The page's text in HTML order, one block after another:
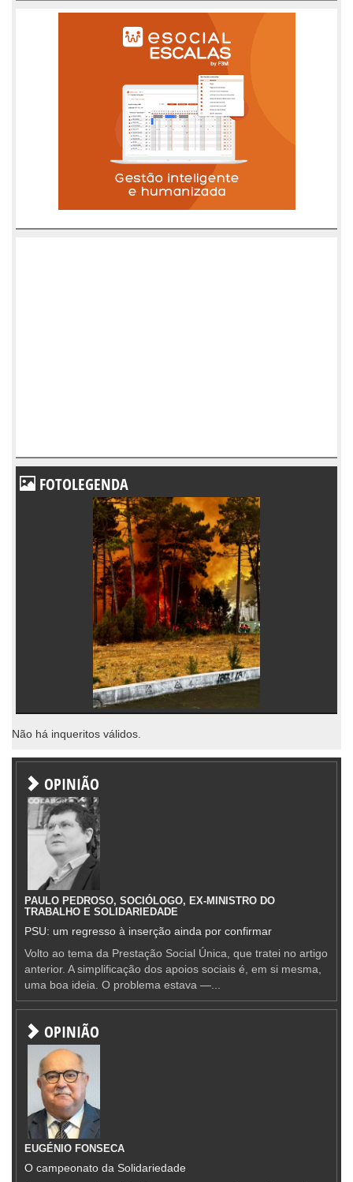
FOTOLEGENDA
Não há inqueritos válidos.
OPINIÃO
PAULO PEDROSO, SOCIÓLOGO, EX-MINISTRO DO
TRABALHO E SOLIDARIEDADE
PSU: um regresso à inserção ainda por confirmar
Volto ao tema da Prestação Social Única, que tratei no artigo
anterior. A simplificação dos apoios sociais é, em si mesma,
uma boa ideia. O problema estava —...
OPINIÃO
EUGÉNIO FONSECA
O campeonato da Solidariedade